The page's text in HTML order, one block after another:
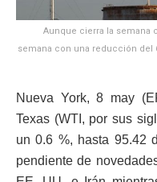
Aunque cierra la semana
semana con una reducción del
Nueva York, 8 may
Texas (WTI, por sus
un 0.6 %, hasta 95.42
pendiente de